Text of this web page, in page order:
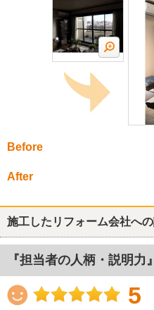
Before
After
施工したリフォーム会社へ
『担当者の人柄・説明力
5